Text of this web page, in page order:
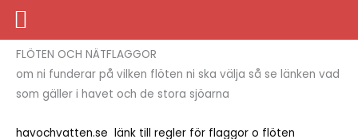
Hoppa
innehåll
Hem
FLÖTEN OCH NÄTFLAGGOR
om ni funderar på vilken flöten ni ska välja så se länken vad
som gäller i havet och de stora sjöarna
havochvatten.se länk till regler för flaggor o flöten